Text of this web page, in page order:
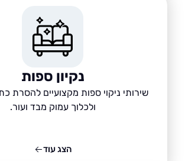
נקיון ספות
שירותי ניקוי ספות מקצועיים להסרת כתמים,
ולכלוך עמוק מבד ועור.